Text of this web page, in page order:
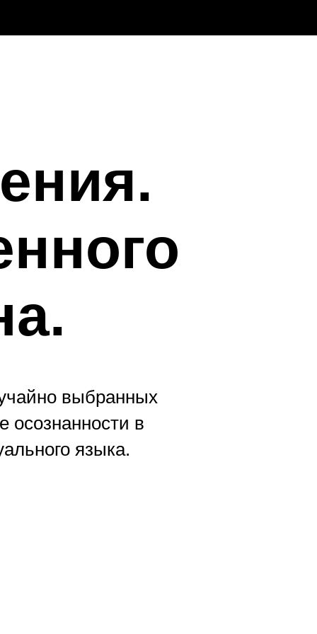
выбранных
в
языка.